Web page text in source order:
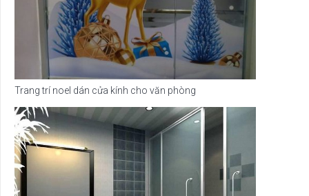
Trang trí noel dán cửa kính cho văn phòng